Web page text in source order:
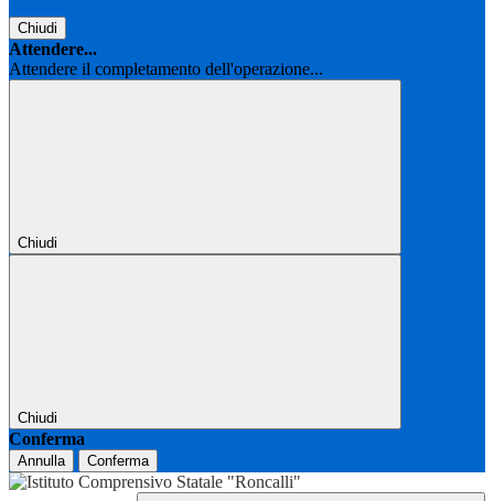
Chiudi
Attendere...
Attendere il completamento dell'operazione...
Chiudi
Chiudi
Conferma
Annulla Conferma